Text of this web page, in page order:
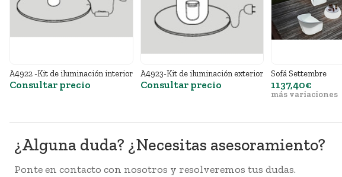
A4922 -Kit de iluminación interior
Consultar precio
A4923-Kit de iluminación exterior
Consultar precio
Sofá Settembre
1137,40€
más variaciones
¿Alguna duda? ¿Necesitas asesoramiento?
Ponte en contacto con nosotros y resolveremos tus dudas.